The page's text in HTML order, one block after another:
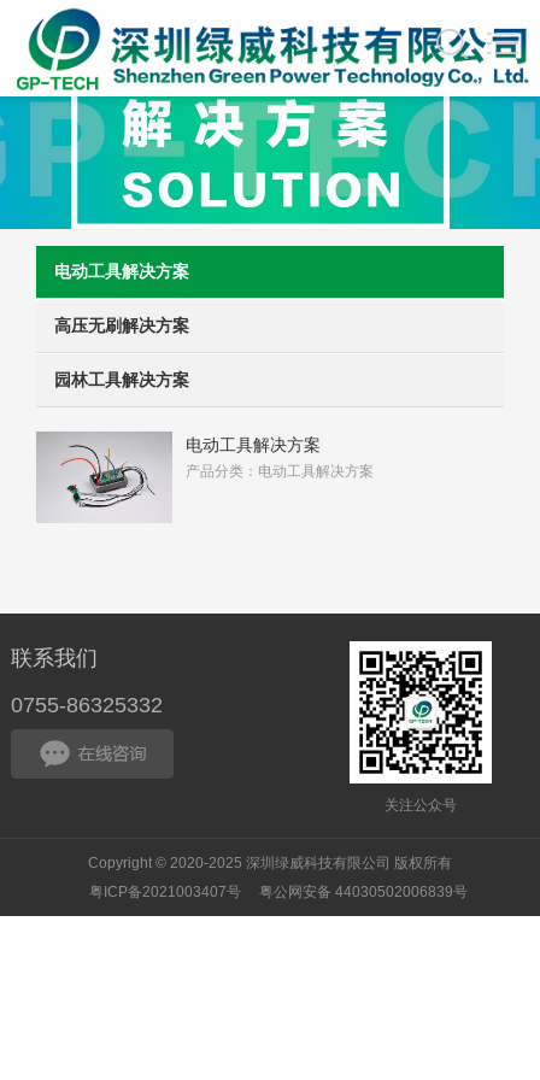
电动工具解决方案
高压无刷解决方案
园林工具解决方案
电动工具解决方案
产品分类：电动工具解决方案
联系我们
0755-86325332
关注公众号
Copyright © 2020-2025 深圳绿威科技有限公司 版权所有
粤ICP备2021003407号
粤公网安备 44030502006839号